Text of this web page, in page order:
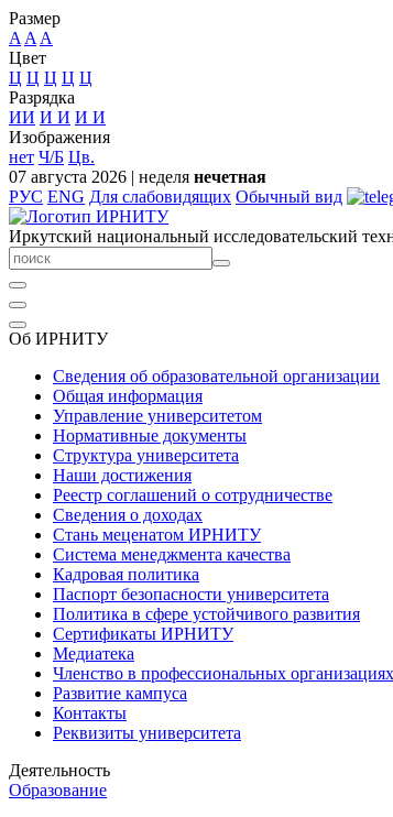
Размер
A A A
Цвет
Ц Ц Ц Ц Ц
Разрядка
ИИ И И И И
Изображения
нет Ч/Б Цв.
07 августа 2026 | неделя нечетная
РУС ENG Для слабовидящих Обычный вид
Иркутский национальный исследовательский
Об ИРНИТУ
Сведения об образовательной организации
Общая информация
Управление университетом
Нормативные документы
Структура университета
Наши достижения
Реестр соглашений о сотрудничестве
Сведения о доходах
Стань меценатом ИРНИТУ
Система менеджмента качества
Кадровая политика
Паспорт безопасности университета
Политика в сфере устойчивого развития
Сертификаты ИРНИТУ
Медиатека
Членство в профессиональных организациях
Развитие кампуса
Контакты
Реквизиты университета
Деятельность
Образование